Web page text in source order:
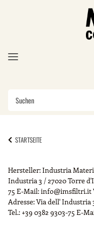
STARTSEITE
Hersteller:Industria
Industria 3 / 27020 Torre
75 E-Mail:info@imsfiltri.it
Adresse:Via dell' Industria
Tel.: +39 0382 9303-75 E-